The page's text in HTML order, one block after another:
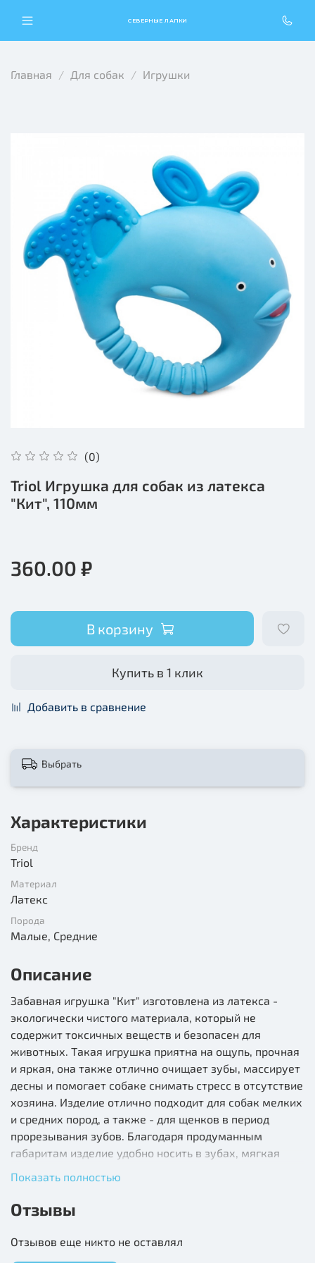
СЕВЕРНЫЕ ЛАПКИ
Главная Для собак Игрушки
(0)
Triol Игрушка для собак из латекса
"Кит", 110мм
360.00 ₽
В корзину
Купить в 1 клик
Добавить в сравнение
Выбрать
Характеристики
Бренд
Triol
Материал
Латекс
Порода
Малые, Средние
Описание
Забавная игрушка "Кит" изготовлена из латекса -
экологически чистого материала, который не
содержит токсичных веществ и безопасен для
животных. Такая игрушка приятна на ощупь, прочная
и яркая, она также отлично очищает зубы, массирует
десны и помогает собаке снимать стресс в отсутствие
хозяина. Изделие отлично подходит для собак мелких
и средних пород, а также - для щенков в период
прорезывания зубов. Благодаря продуманным
габаритам изделие удобно носить в зубах, мягкая
делом - грызть, кусать и трепать игрушку, а звонкая
"пищалка" внутри изделия пробуждает охотничьи
инстинкты животного, делая игру еще интереснее.
Цвет: синий.
Показать полностью
Отзывы
Отзывов еще никто не оставлял